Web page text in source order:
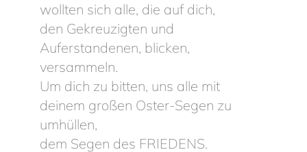
wollten sich alle, die auf dich,
den Gekreuzigten und
Auferstandenen, blicken,
versammeln.
Um dich zu bitten, uns alle mit
deinem großen Oster-Segen zu
umhüllen,
dem Segen des FRIEDENS.